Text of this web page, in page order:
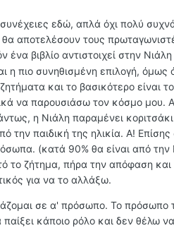
εδώ, απλά όχι πολύ
αποτελέσουν τους
βιβλίο αντιστοιχεί στην Νιάλη
η πιο συνηθισμένη επιλογή,
και το βασικότερο είναι
να παρουσιάσω τον κόσμο μου.
η Νιάλη παραμένει
την παιδική της ηλικία. Α!
(κατά 90% θα είναι από την
το ζήτημα, πήρα την απόφαση
για να το αλλάξω.
σε α' πρόσωπο. Το πρόσωπο
κάποιο ρόλο και δεν θέλω